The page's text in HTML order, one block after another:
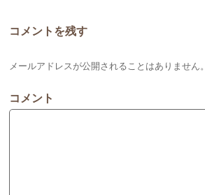
コメントを残す
メールアドレスが公開されることはありません。
コメント